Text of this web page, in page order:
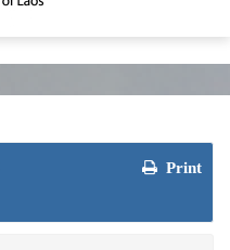
Print